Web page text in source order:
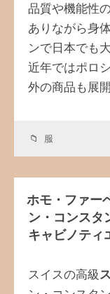
品質や機能性
ありながら身
ンで日本でも
近年ではポロ
外の商品も展
服
ホモ・ファー
ン・コンスタ
キャビノティ
スイスの高級